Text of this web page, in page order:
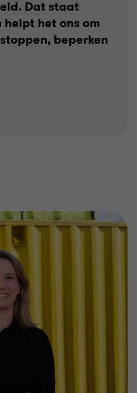
Dat staat
helpt het ons om
beperken